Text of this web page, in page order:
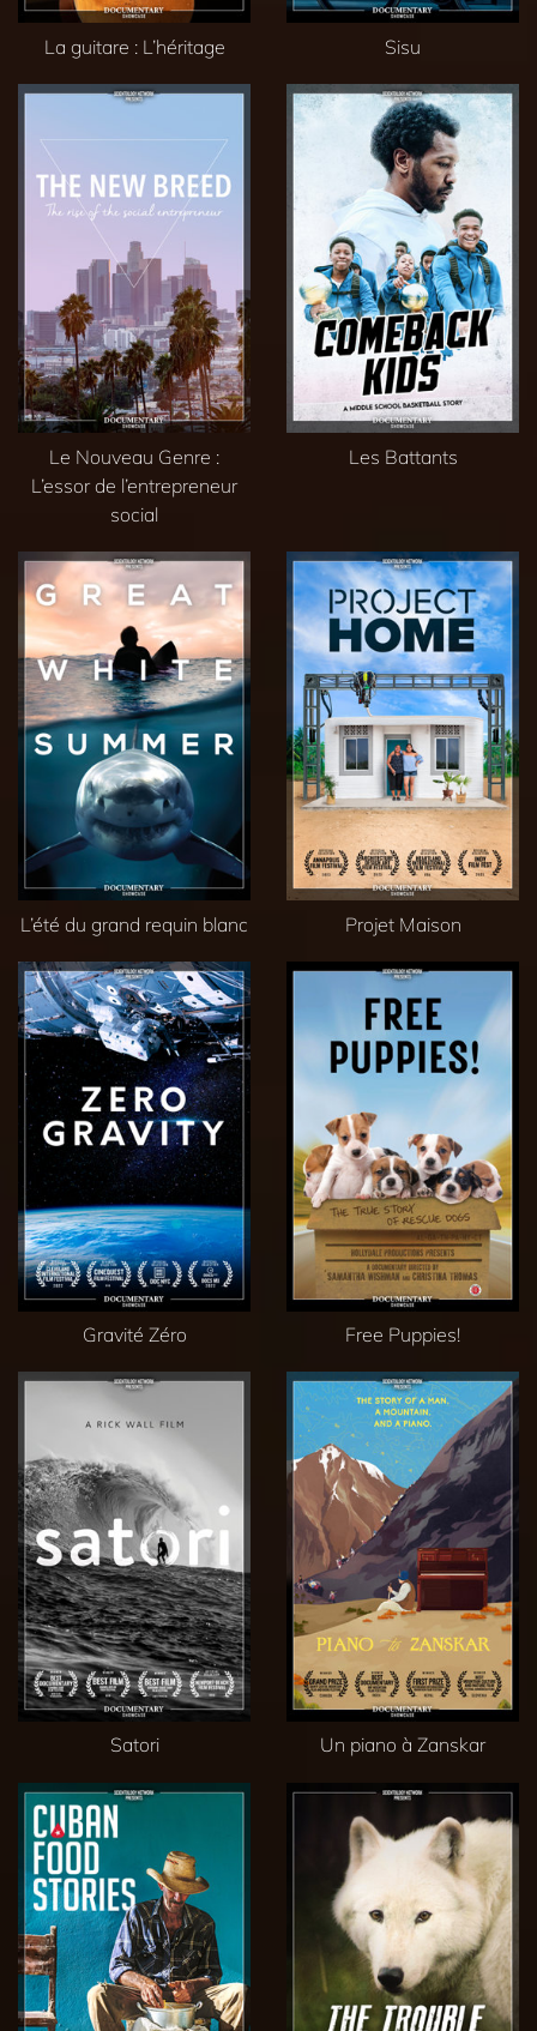
La guitare : L’héritage Sisu
Le Nouveau Genre :
L’essor de l’entrepreneur
social
Les Battants
L’été du grand requin blanc Projet Maison
Gravité Zéro Free Puppies!
Satori Un piano à Zanskar